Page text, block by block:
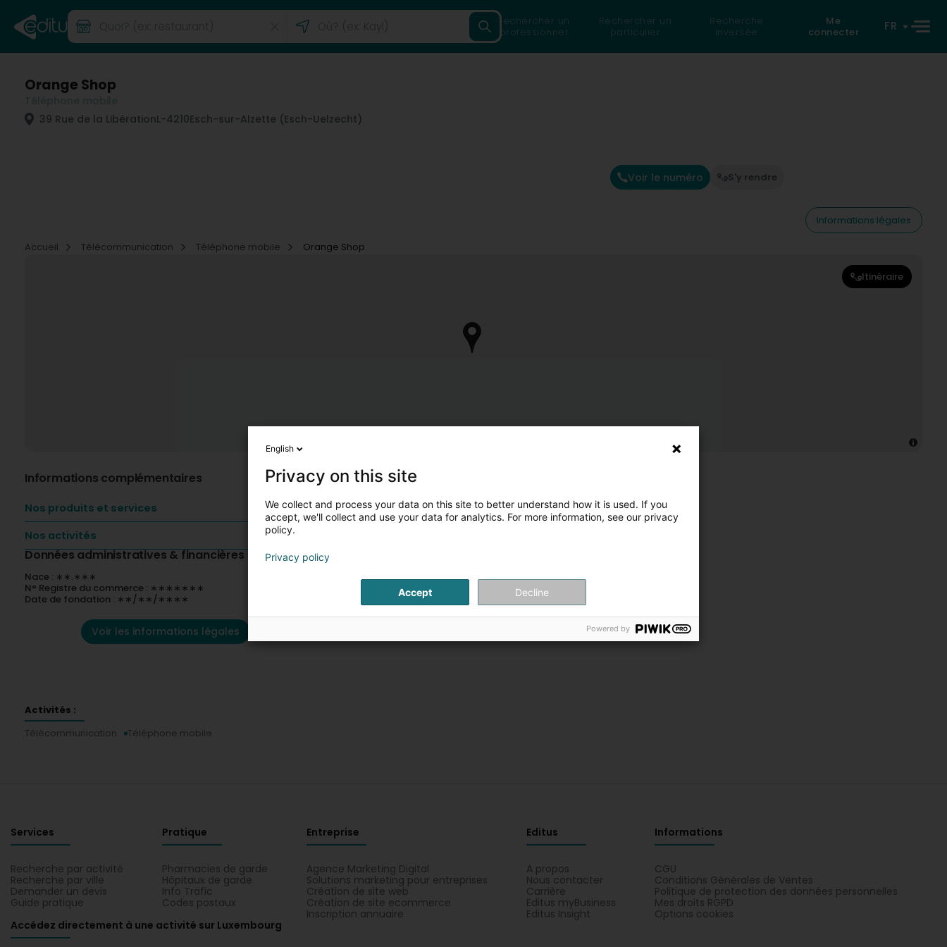
Rechercher un
professionnel
Rechercher un
particulier
Recherche
inversée
Me
connecter
FR
Orange Shop
39 Rue de la LibérationL-4210Esch-sur-Alzette (Esch-Uelzecht)
Voir le numéro S'y rendre
Informations légales
Accueil
Télécommunication Téléphone mobile Orange Shop
Itinéraire
Informations complémentaires
Nos produits et services
Nos activités
Données administratives & financières
Nace : ∗∗.∗∗∗
N° Registre du commerce : ∗∗∗∗∗∗∗
Date de fondation : ∗∗/∗∗/∗∗∗∗
Voir les informations légales
Activités :
Télécommunication
Téléphone mobile
Services
Recherche par activité
Recherche par ville
Demander un devis
Guide pratique
Pratique
Pharmacies de garde
Hôpitaux de garde
Info Trafic
Codes postaux
Entreprise
Agence Marketing Digital
Solutions marketing pour entreprises
Création de site web
Création de site ecommerce
Inscription annuaire
Editus
A propos
Nous contacter
Carrière
Editus myBusiness
Editus Insight
Informations
CGU
Conditions Générales de Ventes
Politique de protection des données personnelles
Mes droits RGPD
Options cookies
Accédez directement à une activité sur Luxembourg
English
Privacy on this site
We collect and process your data on this site to better understand how it is used. If you
accept, we'll collect and use your data for analytics. For more information, see our privacy
policy.
Privacy policy
Accept Decline
Powered by